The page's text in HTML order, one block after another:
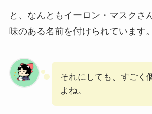
と、なんともイーロン・マスクさ
味のある名前を付けられています。
それにしても、すごく
よね。